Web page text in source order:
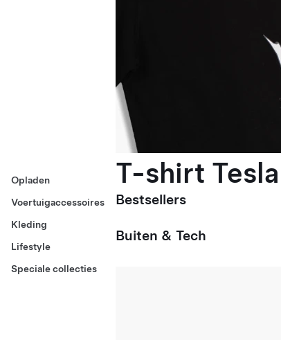
Opladen
Voertuigaccessoires
Kleding
Lifestyle
Speciale collecties
T-shirt
Bestsellers
Buiten & Tech